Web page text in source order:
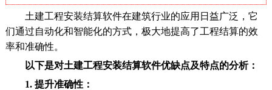
土建工程安装结算软件在建筑行业的应用日益广泛，它
们通过自动化和智能化的方式，极大地提高了工程结算的效
率和准确性。
以下是对土建工程安装结算软件优缺点及特点的分析：
1. 提升准确性：